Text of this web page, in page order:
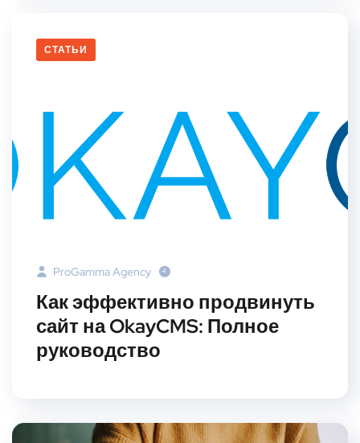
СТАТЬИ
ProGamma Agency
Как эффективно продвинуть
сайт на OkayCMS: Полное
руководство